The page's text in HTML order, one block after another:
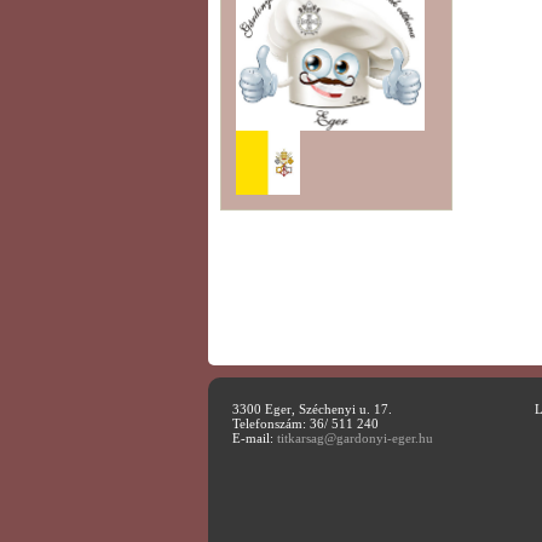
3300 Eger, Széchenyi u. 17.
Telefonszám: 36/ 511 240
E-mail: titkarsag@gardonyi-eger.hu